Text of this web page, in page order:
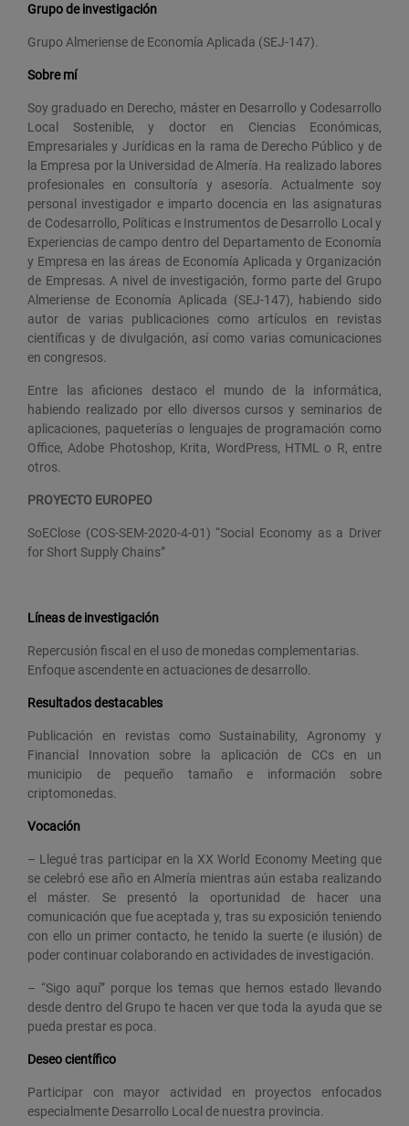
Grupo de investigación
Grupo Almeriense de Economía Aplicada (SEJ-147).
Sobre mí
Soy graduado en Derecho, máster en Desarrollo y Codesarrollo
Local Sostenible, y doctor en Ciencias Económicas,
Empresariales y Jurídicas en la rama de Derecho Público y de
la Empresa por la Universidad de Almería. Ha realizado labores
profesionales en consultoría y asesoría. Actualmente soy
personal investigador e imparto docencia en las asignaturas
de Codesarrollo, Políticas e Instrumentos de Desarrollo Local y
Experiencias de campo dentro del Departamento de Economía
y Empresa en las áreas de Economía Aplicada y Organización
de Empresas. A nivel de investigación, formo parte del Grupo
Almeriense de Economía Aplicada (SEJ-147), habiendo sido
autor de varias publicaciones como artículos en revistas
científicas y de divulgación, así como varias comunicaciones
en congresos.
Entre las aficiones destaco el mundo de la informática,
habiendo realizado por ello diversos cursos y seminarios de
aplicaciones, paqueterías o lenguajes de programación como
Office, Adobe Photoshop, Krita, WordPress, HTML o R, entre
otros.
PROYECTO EUROPEO
SoEClose (COS-SEM-2020-4-01) “Social Economy as a Driver
for Short Supply Chains”
Líneas de investigación
Repercusión fiscal en el uso de monedas complementarias.
Enfoque ascendente en actuaciones de desarrollo.
Resultados destacables
Publicación en revistas como Sustainability, Agronomy y
Financial Innovation sobre la aplicación de CCs en un
municipio de pequeño tamaño e información sobre
criptomonedas.
Vocación
– Llegué tras participar en la XX World Economy Meeting que
se celebró ese año en Almería mientras aún estaba realizando
el máster. Se presentó la oportunidad de hacer una
comunicación que fue aceptada y, tras su exposición teniendo
con ello un primer contacto, he tenido la suerte (e ilusión) de
poder continuar colaborando en actividades de investigación.
– “Sigo aquí” porque los temas que hemos estado llevando
desde dentro del Grupo te hacen ver que toda la ayuda que se
pueda prestar es poca.
Deseo científico
Participar con mayor actividad en proyectos enfocados
especialmente Desarrollo Local de nuestra provincia.